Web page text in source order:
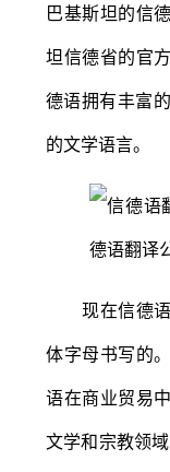
巴基斯坦的信
坦信德省的官
德语拥有丰富
的文学语言。
现在信德语
体字母书写的
语在商业贸易
文学和宗教领